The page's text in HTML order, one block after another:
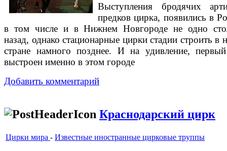
Выступления бродячих
предков цирка, появились в
в том числе и в Нижнем Новгороде не одно
назад, однако стационарные цирки стадии строить в
стране намного позднее. И на удивление,
выстроен именно в этом городе
Добавить комментарий
Краснодарский цирк
Цирки мира - Известные иностранные цирковые труппы